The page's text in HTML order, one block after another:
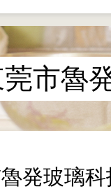
莞市魯
発玻璃科